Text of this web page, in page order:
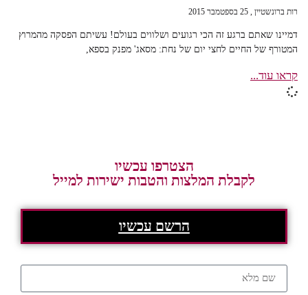
רות ברונשטיין 25 בספטמבר 2015
דמיינו שאתם ברגע זה הכי רגועים ושלווים בעולם! עשיתם הפסקה מהמרוץ
המטורף של החיים לחצי יום של נחת: מסאג' מפנק בספא,
קראו עוד...
הצטרפו עכשיו
לקבלת המלצות והטבות ישירות למייל
הרשם עכשיו